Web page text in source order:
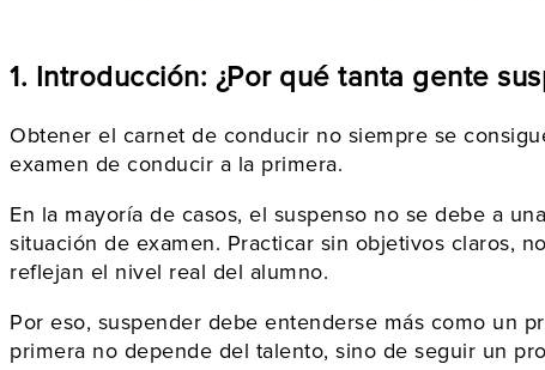
1. Introducción: ¿Por qué tanta gente
Obtener el carnet de conducir no siempre se
examen de conducir a la primera.
En la mayoría de casos, el suspenso no se debe a
situación de examen. Practicar sin objetivos claros,
reflejan el nivel real del alumno.
Por eso, suspender debe entenderse más como un
primera no depende del talento, sino de seguir un